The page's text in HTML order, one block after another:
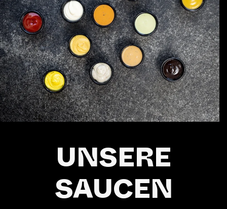
UNSERE
SAUCEN